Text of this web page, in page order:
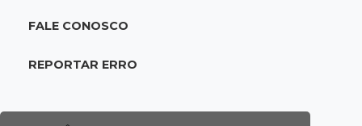
Grêmio vira sobre São Paulo com gol de falta
FALE CONOSCO
REPORTAR ERRO